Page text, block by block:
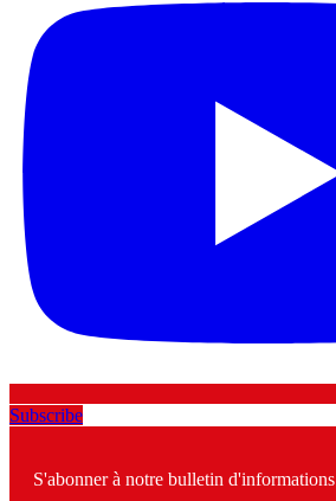
Subscribe
S'abonner à notre bulletin d'informations